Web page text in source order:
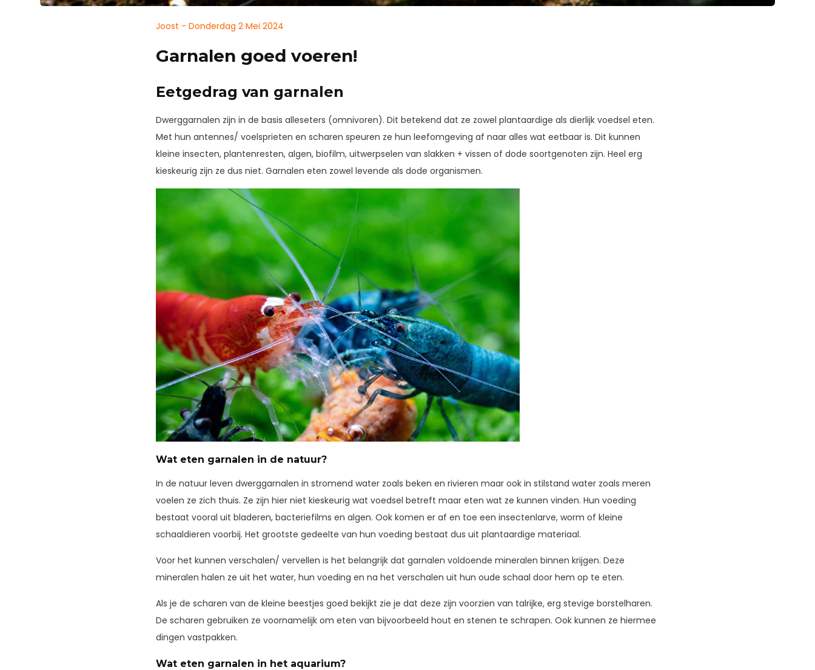
Joost - Donderdag 2 Mei 2024
Garnalen goed voeren!
Eetgedrag van garnalen
Dwerggarnalen zijn in de basis alleseters (omnivoren). Dit betekend dat ze zowel plantaardige als dierlijk voedsel eten.
Met hun antennes/ voelsprieten en scharen speuren ze hun leefomgeving af naar alles wat eetbaar is. Dit kunnen
kleine insecten, plantenresten, algen, biofilm, uitwerpselen van slakken + vissen of dode soortgenoten zijn. Heel erg
kieskeurig zijn ze dus niet. Garnalen eten zowel levende als dode organismen.
Wat eten garnalen in de natuur?
In de natuur leven dwerggarnalen in stromend water zoals beken en rivieren maar ook in stilstand water zoals meren
voelen ze zich thuis. Ze zijn hier niet kieskeurig wat voedsel betreft maar eten wat ze kunnen vinden. Hun voeding
bestaat vooral uit bladeren, bacteriefilms en algen. Ook komen er af en toe een insectenlarve, worm of kleine
schaaldieren voorbij. Het grootste gedeelte van hun voeding bestaat dus uit plantaardige materiaal.
Voor het kunnen verschalen/ vervellen is het belangrijk dat garnalen voldoende mineralen binnen krijgen. Deze
mineralen halen ze uit het water, hun voeding en na het verschalen uit hun oude schaal door hem op te eten.
Als je de scharen van de kleine beestjes goed bekijkt zie je dat deze zijn voorzien van talrijke, erg stevige borstelharen.
De scharen gebruiken ze voornamelijk om eten van bijvoorbeeld hout en stenen te schrapen. Ook kunnen ze hiermee
dingen vastpakken.
Wat eten garnalen in het aquarium?